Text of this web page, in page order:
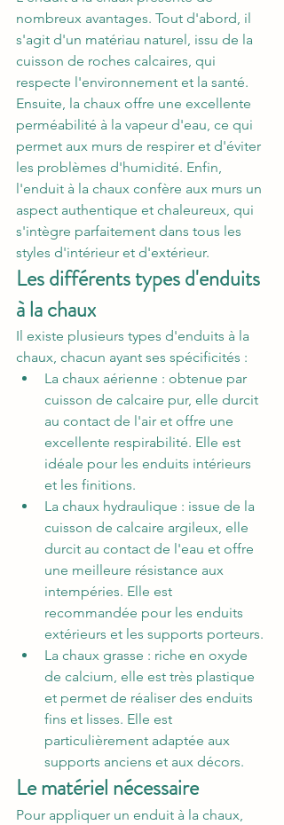
nombreux avantages. Tout d'abord, il
s'agit d'un matériau naturel, issu de la
cuisson de roches calcaires, qui
respecte l'environnement et la santé.
Ensuite, la chaux offre une excellente
perméabilité à la vapeur d'eau, ce qui
permet aux murs de respirer et d'éviter
les problèmes d'humidité. Enfin,
l'enduit à la chaux confère aux murs un
aspect authentique et chaleureux, qui
s'intègre parfaitement dans tous les
styles d'intérieur et d'extérieur.
Les différents types d'enduits
à la chaux
Il existe plusieurs types d'enduits à la
chaux, chacun ayant ses spécificités :
La chaux aérienne : obtenue par
cuisson de calcaire pur, elle durcit
au contact de l'air et offre une
excellente respirabilité. Elle est
idéale pour les enduits intérieurs
et les finitions.
La chaux hydraulique : issue de la
cuisson de calcaire argileux, elle
durcit au contact de l'eau et offre
une meilleure résistance aux
intempéries. Elle est
recommandée pour les enduits
extérieurs et les supports porteurs.
La chaux grasse : riche en oxyde
de calcium, elle est très plastique
et permet de réaliser des enduits
fins et lisses. Elle est
particulièrement adaptée aux
supports anciens et aux décors.
Le matériel nécessaire
Pour appliquer un enduit à la chaux,